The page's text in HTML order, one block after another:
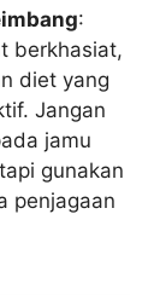
:
berkhasiat,
diet yang
Jangan
jamu
gunakan
penjagaan